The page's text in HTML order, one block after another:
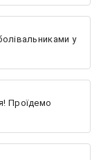
у
Проїдемо